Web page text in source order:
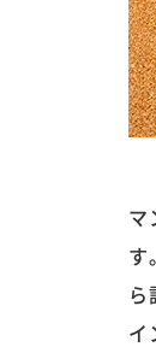
マ
す
イ